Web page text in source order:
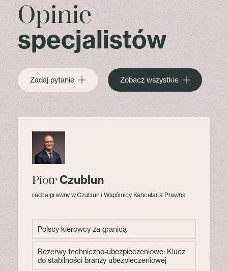
Opinie
specjalistów
Zadaj pytanie Zobacz wszystkie
PiotrCzublun
radca prawny w Czublun i Wspólnicy Kancelaria Prawna
Polscy kierowcy za granicą
Rezerwy techniczno-ubezpieczeniowe: Klucz
do stabilności branży ubezpieczeniowej